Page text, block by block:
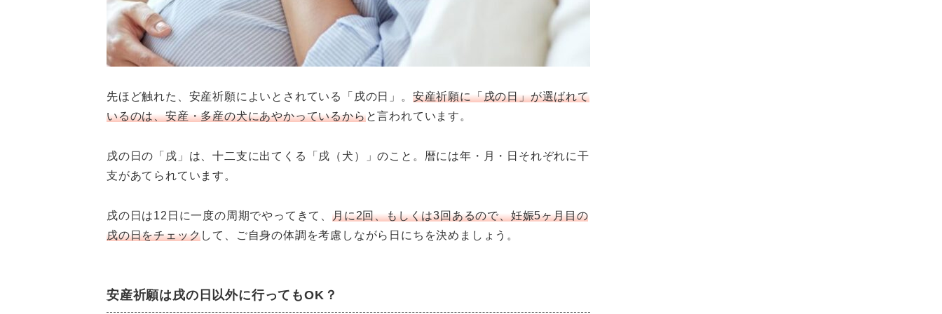
先ほど触れた、安産祈願によいとされている「戌の日」。 安産祈願に「戌の日」が選ばれて
いるのは、安産・多産の犬にあやかっているからと言われています。
戌の日の「戌」は、十二支に出てくる「戌（犬）」のこと。暦には年・月・日それぞれに干
支があてられています。
戌の日は12日に一度の周期でやってきて、 月に2回、もしくは3回あるので、妊娠5ヶ月目の
戌の日をチェックして、ご自身の体調を考慮しながら日にちを決めましょう。
安産祈願は戌の日以外に行ってもOK？